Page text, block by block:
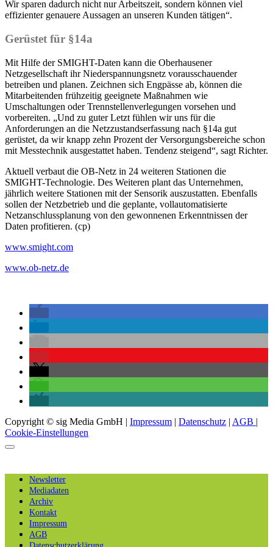
Wir sparen dadurch nicht nur Arbeitszeit, sondern können viel
effizienter genauere Aussagen an unseren Kunden tätigen“.
Gerüstet für §14a
Mit Hilfe der SMIGHT-Daten kann die Oberhausener
Netzgesellschaft ihr Niederspannungsnetz vorausschauender
betreiben und planen. Zeichnen sich Engpässe ab, können die
Mitarbeitenden frühzeitig geeignete Maßnahmen wie
Umschaltungen oder Trennstellenverlegungen vorsehen und
vorbereiten. „Und zu guter Letzt fühlen wir uns für die
Anforderungen an die Netzzustandserfassung nach §14a gut
gerüstet, da wir knapp zehn Prozent der Versorgungsbereiche schon
mit Messtechnik ausgestattet haben. Tendenz steigend“, sagt Richter.
Aktuell verbaut die OB-Netz in 24 weiteren Stationen die
SMIGHT-Technologie. Des Weiteren plant das Unternehmen,
jährlich weitere Stationen mit der Sensorik auszustatten. Ebenfalls
sollen der Netzbetrieb und die geplante, vollautomatisierte
Netzanschlussplanung von den gewonnenen Erkenntnissen der
Daten profitieren. (cp)
www.smight.com
www.ob-netz.de
Copyright © sig Media GmbH | Impressum | Datenschutz | AGB |
Cookie-Einstellungen
Newsletter
Mediadaten
Archiv
Kontakt
Impressum
AGB